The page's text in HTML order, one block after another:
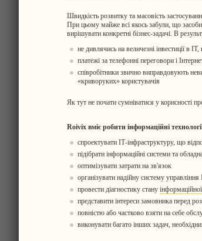
Швидкість розвитку та масовість
При цьому майже всі якось забули, що
вирішувати конкретні бізнес-задачі. В
не дивлячись на величезні інвестиції в
платежі за телефонні переговори і
співробітники звично виправдовують
«криворуких» користувачів
Як тут не почати сумніватися у корисності
Roivix вміє робити інформаційні
спроектувати ІТ-інфраструктуру, що
підібрати інформаційні системи та
оптимізувати затрати на зв'язок
організувати надійну систему
провести діагностику стану
представити інтереси замовника перед
повністю або частково взяти на себе
виконувати багато інших задач,